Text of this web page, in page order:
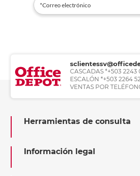
CASCADAS *+503 2243
ESCALÓN *+503 2264
VENTAS POR
Herramientas de consulta
Información legal